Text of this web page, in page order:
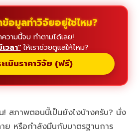
ข้อมูลทำวิจัยอยู่ใช่ไหม?
วามนี้จบ ทำตามได้เลย!
วลา"ให้เราช่วยดูแลให้ไหม?
เมินราคาวิจัย (ฟรี)
สภาพตอนนี้เป็นยังไงบ้างครับ? นั่ง
ย หรือกำลังมึนกับมาตรฐานการ